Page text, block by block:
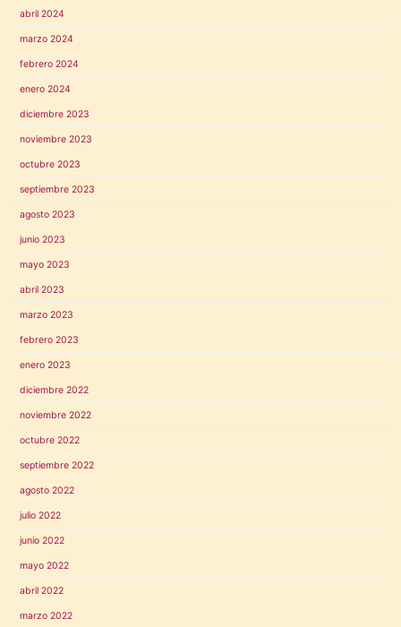
abril 2024
marzo 2024
febrero 2024
enero 2024
diciembre 2023
noviembre 2023
octubre 2023
septiembre 2023
agosto 2023
junio 2023
mayo 2023
abril 2023
marzo 2023
febrero 2023
enero 2023
diciembre 2022
noviembre 2022
octubre 2022
septiembre 2022
agosto 2022
julio 2022
junio 2022
mayo 2022
abril 2022
marzo 2022